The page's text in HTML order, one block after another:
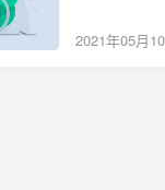
type(){ // 获取打字在哪个位置，substring()方法提取字符串（获取到的word里）中介于两个指
<meta
2021年05月